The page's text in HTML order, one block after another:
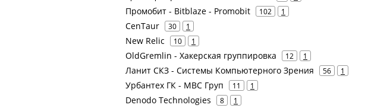
Промобит - Bitblaze - Promobit 102 1
CenTaur 30 1
New Relic 10 1
OldGremlin - Хакерская группировка 12 1
Ланит СКЗ - Системы Компьютерного Зрения 56 1
Урбантех ГК - МВС Груп 11 1
Denodo Technologies 8 1